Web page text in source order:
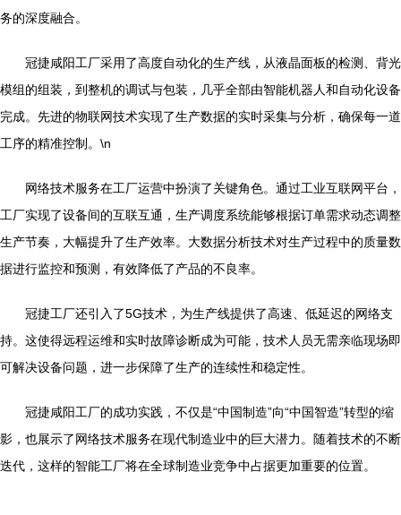
务的深度融合。
冠捷咸阳工厂采用了高度自动化的生产线，从液晶面板的检测、背光
模组的组装，到整机的调试与包装，几乎全部由智能机器人和自动化设备
完成。先进的物联网技术实现了生产数据的实时采集与分析，确保每一道
工序的精准控制。\n
网络技术服务在工厂运营中扮演了关键角色。通过工业互联网平台，
工厂实现了设备间的互联互通，生产调度系统能够根据订单需求动态调整
生产节奏，大幅提升了生产效率。大数据分析技术对生产过程中的质量数
据进行监控和预测，有效降低了产品的不良率。
冠捷工厂还引入了5G技术，为生产线提供了高速、低延迟的网络支
持。这使得远程运维和实时故障诊断成为可能，技术人员无需亲临现场即
可解决设备问题，进一步保障了生产的连续性和稳定性。
冠捷咸阳工厂的成功实践，不仅是“中国制造”向“中国智造”转型的缩
影，也展示了网络技术服务在现代制造业中的巨大潜力。随着技术的不断
迭代，这样的智能工厂将在全球制造业竞争中占据更加重要的位置。